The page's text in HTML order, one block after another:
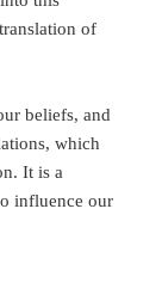
of
beliefs, and
which
It is a
influence our